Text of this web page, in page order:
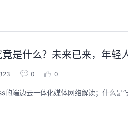
是什么？未来已来，年轻
0 0
端边云一体化媒体网络解读；什么是